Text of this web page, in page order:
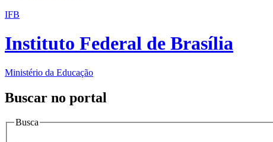
IFB
Instituto Federal de Brasília
Ministério da Educação
Buscar no portal
Busca